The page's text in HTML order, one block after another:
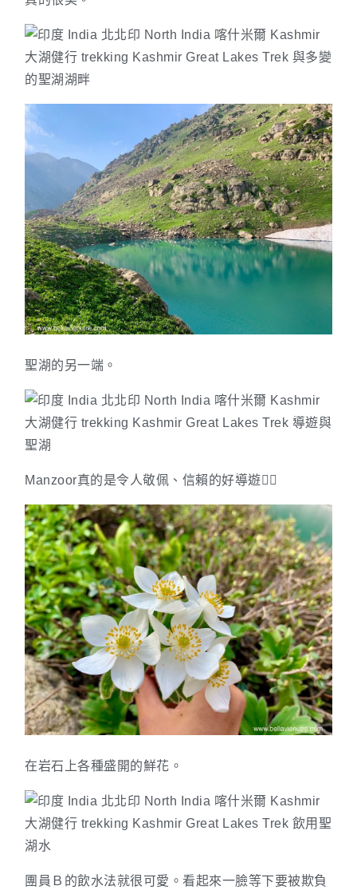
聖湖的另一端。
Manzoor真的是令人敬佩、信賴的好導遊🙇‍♀️
在岩石上各種盛開的鮮花。
團員Ｂ的飲水法就很可愛。看起來一臉等下要被欺負